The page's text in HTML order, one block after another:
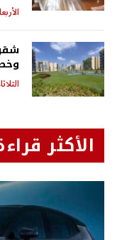
الأربعاء، 5 أغسطس
الثلاثاء، 4 أغسطس
الأكثر